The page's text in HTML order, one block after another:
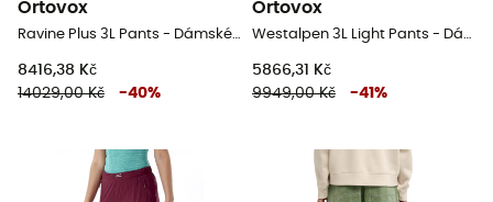
Ortovox
Ravine Plus 3L Pants - Dámské nepromokavé kalhoty
8416,38 Kč
14029,00 Kč
-40%
Ortovox
Westalpen 3L Light Pants - Dámské Nepromokavé kalhoty
5866,31 Kč
9949,00 Kč
-41 %